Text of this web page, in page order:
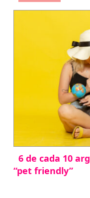
6 de cada 10
“pet friendly”